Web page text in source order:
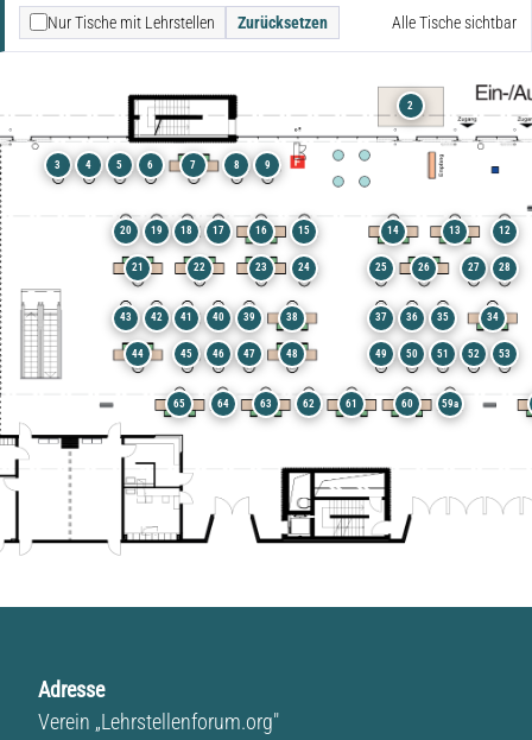
Nur Tische mit Lehrstellen Zurücksetzen Alle Tische sichtbar
2
3 4 5 6 7 8 9
20 19 18 17 16 15 14 13 12
21 22 23 24 25 26 27 28
43 42 41 40 39 38 37 36 35 34
44 45 46 47 48 49 50 51 52 53
65 64 63 62 61 60 59a
Adresse
Verein „Lehrstellenforum.org"